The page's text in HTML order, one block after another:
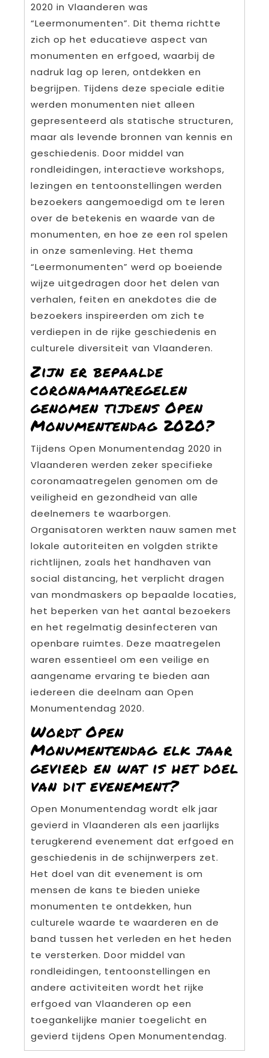
2020 in Vlaanderen was
“Leermonumenten”. Dit thema richtte
zich op het educatieve aspect van
monumenten en erfgoed, waarbij de
nadruk lag op leren, ontdekken en
begrijpen. Tijdens deze speciale editie
werden monumenten niet alleen
gepresenteerd als statische structuren,
maar als levende bronnen van kennis en
geschiedenis. Door middel van
rondleidingen, interactieve workshops,
lezingen en tentoonstellingen werden
bezoekers aangemoedigd om te leren
over de betekenis en waarde van de
monumenten, en hoe ze een rol spelen
in onze samenleving. Het thema
“Leermonumenten” werd op boeiende
wijze uitgedragen door het delen van
verhalen, feiten en anekdotes die de
bezoekers inspireerden om zich te
verdiepen in de rijke geschiedenis en
culturele diversiteit van Vlaanderen.
Zijn er bepaalde
coronamaatregelen
genomen tijdens Open
Monumentendag 2020?
Tijdens Open Monumentendag 2020 in
Vlaanderen werden zeker specifieke
coronamaatregelen genomen om de
veiligheid en gezondheid van alle
deelnemers te waarborgen.
Organisatoren werkten nauw samen met
lokale autoriteiten en volgden strikte
richtlijnen, zoals het handhaven van
social distancing, het verplicht dragen
van mondmaskers op bepaalde locaties,
het beperken van het aantal bezoekers
en het regelmatig desinfecteren van
openbare ruimtes. Deze maatregelen
waren essentieel om een veilige en
aangename ervaring te bieden aan
iedereen die deelnam aan Open
Monumentendag 2020.
Wordt Open
Monumentendag elk jaar
gevierd en wat is het doel
van dit evenement?
Open Monumentendag wordt elk jaar
gevierd in Vlaanderen als een jaarlijks
terugkerend evenement dat erfgoed en
geschiedenis in de schijnwerpers zet.
Het doel van dit evenement is om
mensen de kans te bieden unieke
monumenten te ontdekken, hun
culturele waarde te waarderen en de
band tussen het verleden en het heden
te versterken. Door middel van
rondleidingen, tentoonstellingen en
andere activiteiten wordt het rijke
erfgoed van Vlaanderen op een
toegankelijke manier toegelicht en
gevierd tijdens Open Monumentendag.